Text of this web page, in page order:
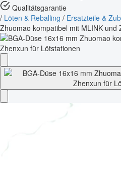
Qualitätsgarantie
/ Löten & Reballing / Ersatzteile &
Zhuomao kompatibel mit MLINK und